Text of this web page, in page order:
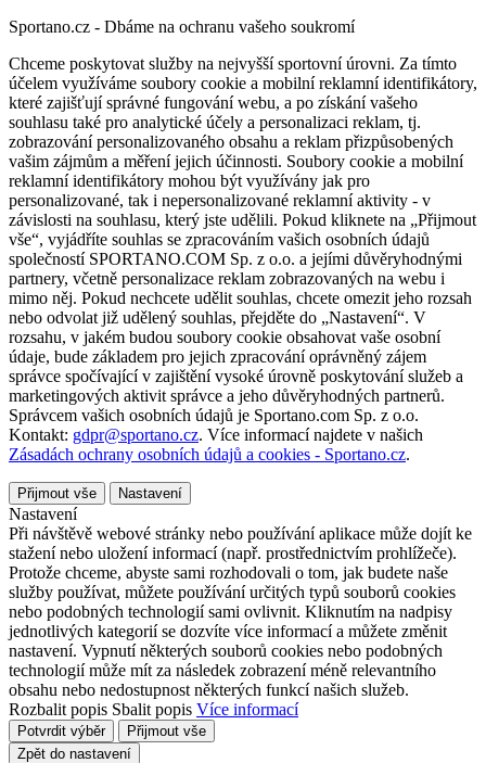
Sportano.cz - Dbáme na ochranu vašeho soukromí
Chceme poskytovat služby na nejvyšší sportovní úrovni. Za tímto
účelem využíváme soubory cookie a mobilní reklamní identifikátory,
které zajišťují správné fungování webu, a po získání vašeho
souhlasu také pro analytické účely a personalizaci reklam, tj.
zobrazování personalizovaného obsahu a reklam přizpůsobených
vašim zájmům a měření jejich účinnosti. Soubory cookie a mobilní
reklamní identifikátory mohou být využívány jak pro
personalizované, tak i nepersonalizované reklamní aktivity - v
závislosti na souhlasu, který jste udělili. Pokud kliknete na „Přijmout
vše“, vyjádříte souhlas se zpracováním vašich osobních údajů
společností SPORTANO.COM Sp. z o.o. a jejími důvěryhodnými
partnery, včetně personalizace reklam zobrazovaných na webu i
mimo něj. Pokud nechcete udělit souhlas, chcete omezit jeho rozsah
nebo odvolat již udělený souhlas, přejděte do „Nastavení“. V
rozsahu, v jakém budou soubory cookie obsahovat vaše osobní
údaje, bude základem pro jejich zpracování oprávněný zájem
správce spočívající v zajištění vysoké úrovně poskytování služeb a
marketingových aktivit správce a jeho důvěryhodných partnerů.
Správcem vašich osobních údajů je Sportano.com Sp. z o.o.
Kontakt: gdpr@sportano.cz. Více informací najdete v našich
Zásadách ochrany osobních údajů a cookies - Sportano.cz.
Přijmout vše Nastavení
Nastavení
Při návštěvě webové stránky nebo používání aplikace může dojít ke
stažení nebo uložení informací (např. prostřednictvím prohlížeče).
Protože chceme, abyste sami rozhodovali o tom, jak budete naše
služby používat, můžete používání určitých typů souborů cookies
nebo podobných technologií sami ovlivnit. Kliknutím na nadpisy
jednotlivých kategorií se dozvíte více informací a můžete změnit
nastavení. Vypnutí některých souborů cookies nebo podobných
technologií může mít za následek zobrazení méně relevantního
obsahu nebo nedostupnost některých funkcí našich služeb.
Rozbalit popis Sbalit popis Více informací
Potvrdit výběr
Přijmout vše
Zpět do nastavení